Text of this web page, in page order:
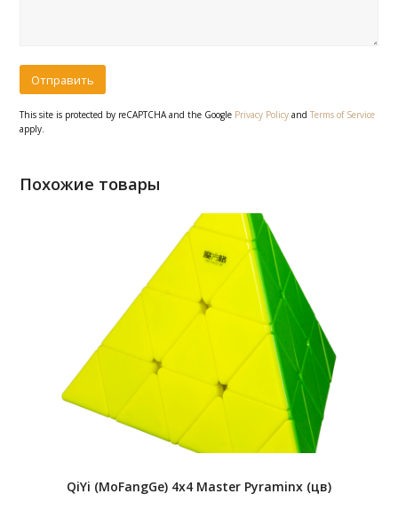
This site is protected by reCAPTCHA and the Google Privacy Policy andTerms of Service
apply.
Похожие товары
QiYi (MoFangGe) 4x4 Master Pyraminx (цв)